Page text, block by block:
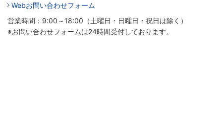
Webお問い合わせフォーム
営業時間：9:00～18:00（土曜日・日曜日・祝日は除く）
※お問い合わせフォームは24時間受付しております。